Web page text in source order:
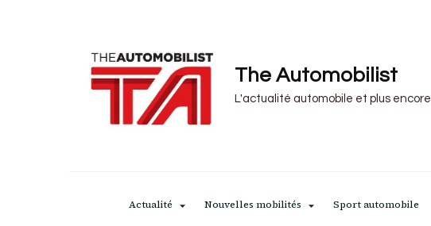
The Automobilist
L'actualité automobile et plus encore
Actualité Nouvelles mobilités Sport automobile